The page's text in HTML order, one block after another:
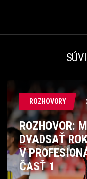
ROZHOVORY
ROZHOVOR:
DVADSAŤ
V
ČASŤ 1